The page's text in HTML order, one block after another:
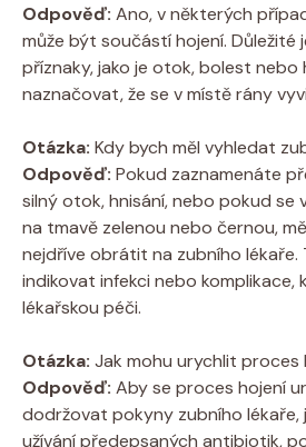
Odpověď: Ano, v některých
může být součástí hojení. Důležité
příznaky, jako je otok, bolest nebo
naznačovat, že se v místě rány
Otázka: Kdy bych měl vyhledat
Odpověď: Pokud zaznamenáte
silný otok, hnisání, nebo pokud se
na tmavě zelenou nebo černou,
nejdříve obrátit na zubního
indikovat infekci nebo komplikace,
lékařskou péči.
Otázka: Jak mohu urychlit proces
Odpověď: Aby se proces hojení
dodržovat pokyny zubního lékaře,
užívání předepsaných antibiotik,